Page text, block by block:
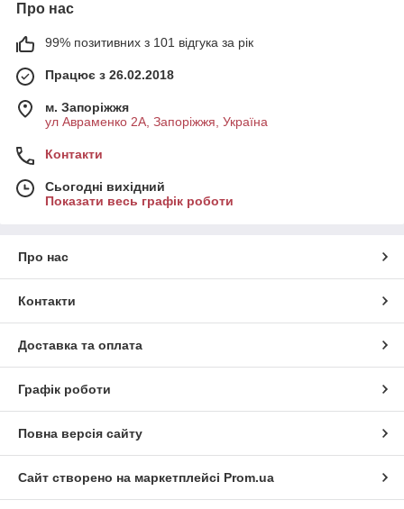
Про нас
99% позитивних з 101 відгука за рік
Працює з 26.02.2018
м. Запоріжжя
ул Авраменко 2А, Запоріжжя, Україна
Контакти
Сьогодні вихідний
Показати весь графік роботи
Про нас
Контакти
Доставка та оплата
Графік роботи
Повна версія сайту
Сайт створено на маркетплейсі Prom.ua